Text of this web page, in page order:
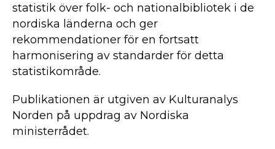
statistik över folk- och nationalbibliotek i de
nordiska länderna och ger
rekommendationer för en fortsatt
harmonisering av standarder för detta
statistikområde.
Publikationen är utgiven av Kulturanalys
Norden på uppdrag av Nordiska
ministerrådet.